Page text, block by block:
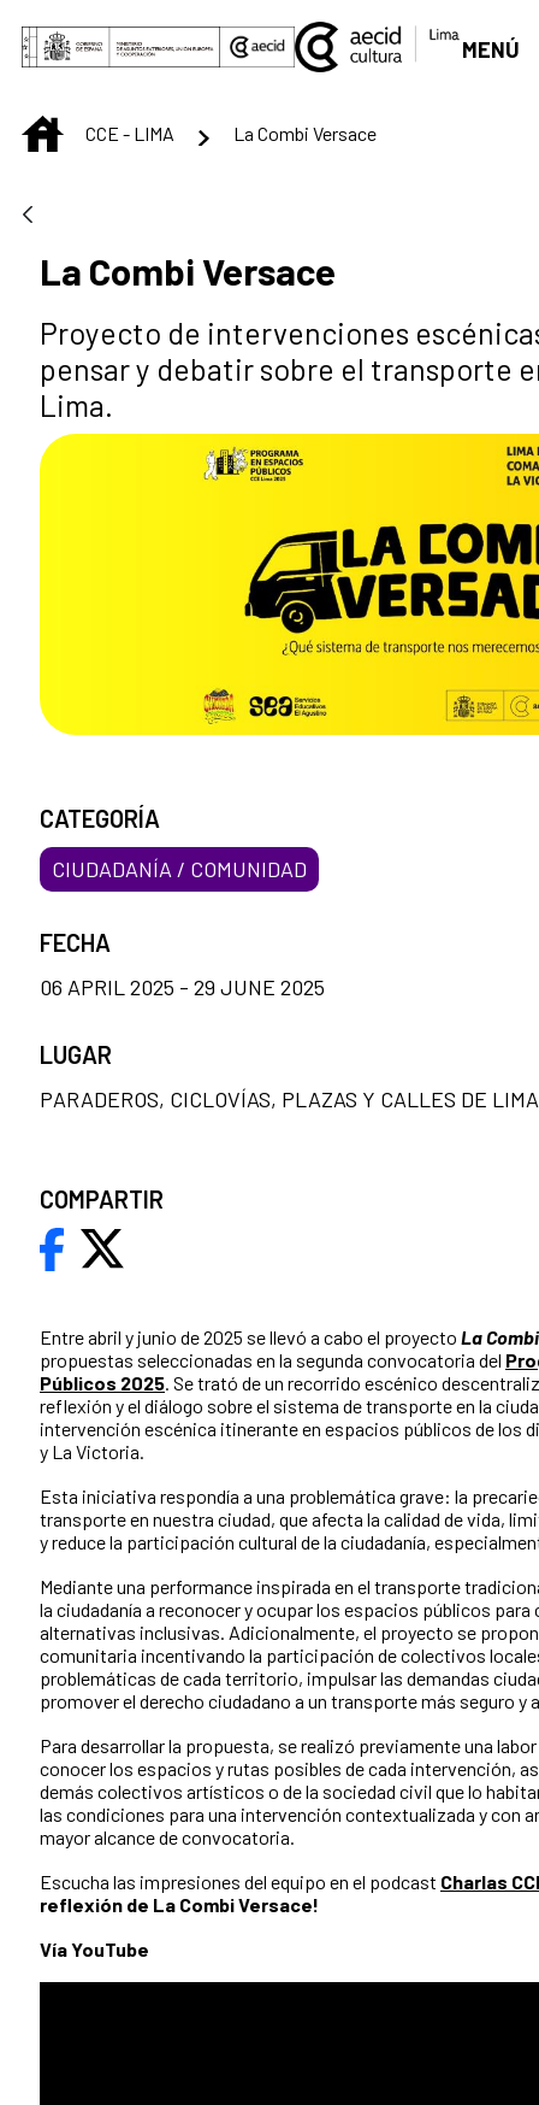
Skip to Main Content
MENÚ
INICIOCCE - LIMA La Combi Versace
La Combi Versace
Proyecto de intervenciones
pensar y debatir sobre el transporte
Lima.
Entre abril y junio de 2025 se llevó a cabo el proyecto La
propuestas seleccionadas en la segunda convocatoria del
Públicos 2025. Se trató de un recorrido escénico
reflexión y el diálogo sobre el sistema de transporte en la
intervención escénica itinerante en espacios públicos de los
y La Victoria.
Esta iniciativa respondía a una problemática grave: la
transporte en nuestra ciudad, que afecta la calidad de vida,
y reduce la participación cultural de la ciudadanía,
Mediante una performance inspirada en el transporte
la ciudadanía a reconocer y ocupar los espacios públicos para
alternativas inclusivas. Adicionalmente, el proyecto se
comunitaria incentivando la participación de colectivos
problemáticas de cada territorio, impulsar las demandas
promover el derecho ciudadano a un transporte más seguro y
Para desarrollar la propuesta, se realizó previamente una
conocer los espacios y rutas posibles de cada intervención,
demás colectivos artísticos o de la sociedad civil que lo
las condiciones para una intervención contextualizada y con
mayor alcance de convocatoria.
Escucha las impresiones del equipo en el podcast Charlas
reflexión de La Combi Versace!
Vía YouTube
CATEGORÍA
CIUDADANÍA / COMUNIDAD
FECHA
06 APRIL 2025 - 29 JUNE 2025
LUGAR
PARADEROS, CICLOVÍAS, PLAZAS Y CALLES DE
COMPARTIR